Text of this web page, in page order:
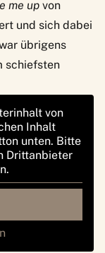
me up von
und sich dabei
übrigens
schiefsten
von
Inhalt
unten. Bitte
Drittanbieter